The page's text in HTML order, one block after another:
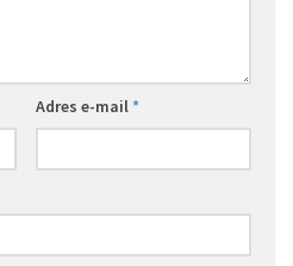
Adres e-mail*